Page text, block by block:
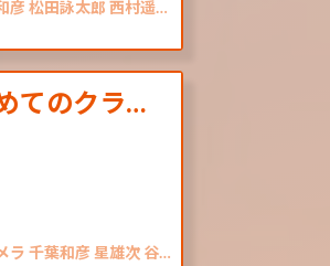
彦 松田詠太郎 西村遥…
てのクラ…
ラ 千葉和彦 星雄次 谷…